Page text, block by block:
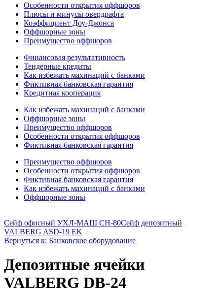
Особенности открытия оффшоров
Плюсы и минусы овердрафта
Коэффициент Доу-Джонса
Оффшорные зоны
Преимущество оффшоров
Финансовая результативность
Тендерные кредиты
Как избежать махинаций с банками
Фиктивная банковская гарантия
Кредитная кооперация
Как избежать махинаций с банками
Оффшорные зоны
Преимущество оффшоров
Особенности открытия оффшоров
Фиктивная банковская гарантия
Преимущество оффшоров
Особенности открытия оффшоров
Фиктивная банковская гарантия
Как избежать махинаций с банками
Оффшорные зоны
Сейф офисный УХЛ-МАШ СН-80Сейф депозитный
VALBERG ASD-19 EK
Вернуться к: Банковское оборудование
Депозитные ячейки
VALBERG DB-24